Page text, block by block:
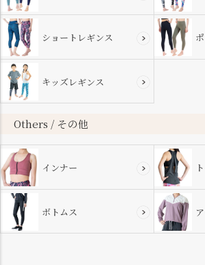
ショートレギンス
キッズレギンス
Others / その他
インナー
ボトムス